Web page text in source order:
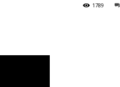
1789